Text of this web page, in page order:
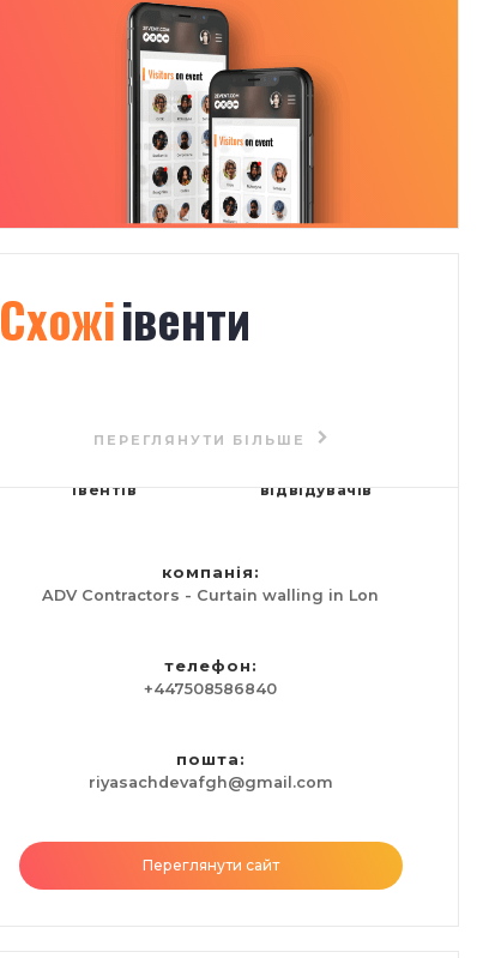
Organizerinfo
2
івентів
2
відвідувачів
компанія:
ADV Contractors - Curtain walling in Lon
телефон:
+447508586840
пошта:
riyasachdevafgh@gmail.com
Переглянути сайт
Схожіівенти
ПЕРЕГЛЯНУТИ БІЛЬШЕ